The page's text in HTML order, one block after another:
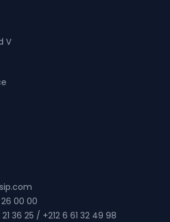
V
26 00 00
36 25 / +212 6 61 32 49 98